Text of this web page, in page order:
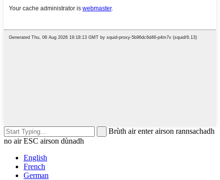
Brùth air enter airson rannsachadh
no air ESC airson dùnadh
English
French
German